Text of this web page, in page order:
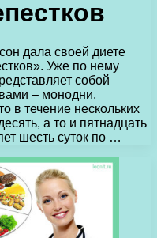
дала своей диете
Уже по нему
собой
– монодни.
в течение нескольких
а то и пятнадцать
шесть суток по …